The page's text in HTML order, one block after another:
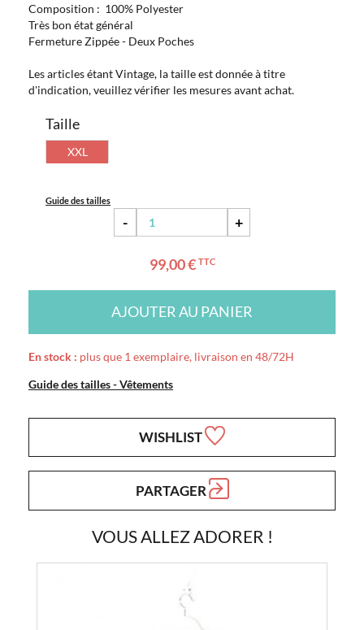
Composition : 100% Polyester
Très bon état général
Fermeture Zippée - Deux Poches
Les articles étant Vintage, la taille est donnée à titre
d'indication, veuillez vérifier les mesures avant achat.
Taille
XXL
Guide des tailles
- +
99,00 € TTC
AJOUTER AU PANIER
En stock : plus que 1 exemplaire, livraison en 48/72H
Guide des tailles - Vêtements
WISHLIST
PARTAGER
VOUS ALLEZ ADORER !